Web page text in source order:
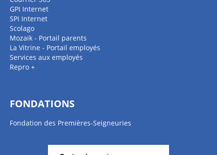
GPI Internet
SPI Internet
Scolago
Mozaik - Portail parents
La Vitrine - Portail employés
Services aux employés
Repro +
FONDATIONS
Fondation des Premières-Seigneuries